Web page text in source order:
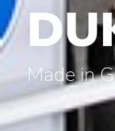
Made in